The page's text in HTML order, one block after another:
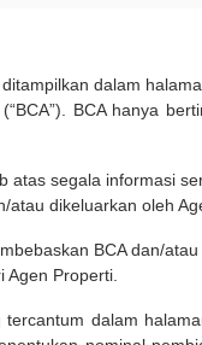
dalam
BCA hanya
atas segala informasi
dikeluarkan oleh
BCA dan/
Properti.
dalam